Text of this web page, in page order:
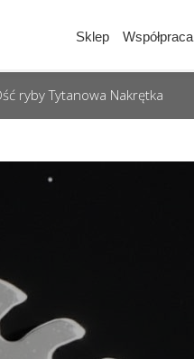
Sklep Współpraca
ryby Tytanowa Nakrętka